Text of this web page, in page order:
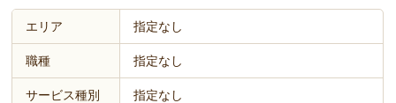
エリア 指定なし
職種 指定なし
サービス種別 指定なし